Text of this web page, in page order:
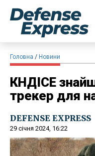
Головна Новини
КНДІСЕ
трекер для
DEFENSE EXPRESS
29 січня 2024, 16:22